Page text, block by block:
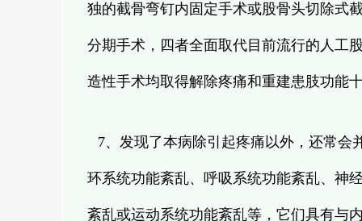
独的截骨弯钉内固定手术或股骨头切除式
分期手术，四者全面取代目前流行的人工
造性手术均取得解除疼痛和重建患肢功能
7、发现了本病除引起疼痛以外，还常
环系统功能紊乱、呼吸系统功能紊乱、神
紊乱或运动系统功能紊乱等，它们具有与